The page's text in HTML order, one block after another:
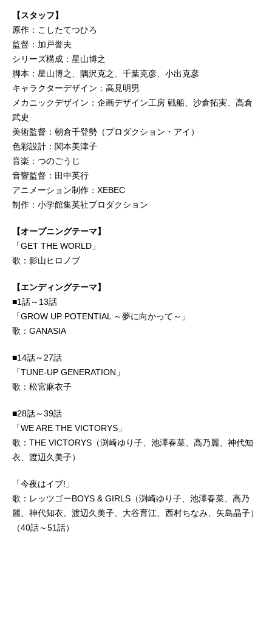
【スタッフ】
原作：こしたてつひろ
監督：加戸誉夫
シリーズ構成：星山博之
脚本：星山博之、隅沢克之、千葉克彦、小出克彦
キャラクターデザイン：高見明男
メカニックデザイン：企画デザイン工房 戦船、沙倉拓実、高倉
武史
美術監督：朝倉千登勢（プロダクション・アイ）
色彩設計：関本美津子
音楽：つのごうじ
音響監督：田中英行
アニメーション制作：XEBEC
制作：小学館集英社プロダクション
【オープニングテーマ】
「GET THE WORLD」
歌：影山ヒロノブ
【エンディングテーマ】
■1話～13話
「GROW UP POTENTIAL ～夢に向かって～」
歌：GANASIA
■14話～27話
「TUNE-UP GENERATION」
歌：松宮麻衣子
■28話～39話
「WE ARE THE VICTORYS」
歌：THE VICTORYS（渕崎ゆり子、池澤春菜、高乃麗、神代知
衣、渡辺久美子）
「今夜はイブ!」
歌：レッツゴーBOYS & GIRLS（渕崎ゆり子、池澤春菜、高乃
麗、神代知衣、渡辺久美子、大谷育江、西村ちなみ、矢島晶子）
（40話～51話）